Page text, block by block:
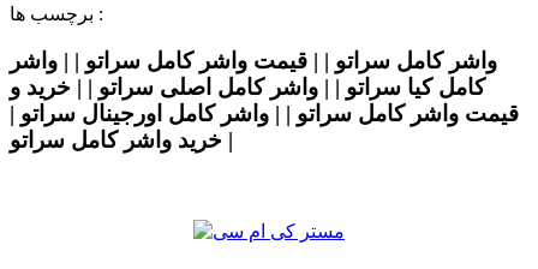
برچسب ها :
واشر کامل سراتو | | قیمت واشر کامل سراتو | | واشر
کامل کیا سراتو | | واشر کامل اصلی سراتو | | خرید و
قیمت واشر کامل سراتو | | واشر کامل اورجینال سراتو |
| خرید واشر کامل سراتو